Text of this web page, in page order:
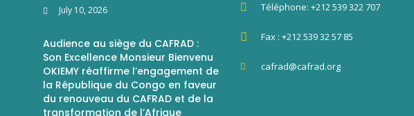
July 10, 2026
Audience au siège du CAFRAD :
Son Excellence Monsieur Bienvenu
OKIEMY réaffirme l’engagement de
la République du Congo en faveur
du renouveau du CAFRAD et de la
transformation de l’Afrique
Téléphone: +212 539 322 707
Fax : +212 539 32 57 85
cafrad@cafrad.org